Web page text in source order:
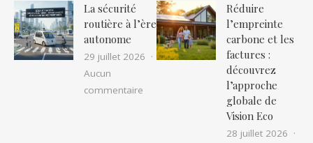
La sécurité
routière à l’ère
autonome
29 juillet 2026
Aucun
commentaire sur La sécurité routière à l’ère
Réduire
l’empreinte
carbone et les
factures :
découvrez
l’approche
globale de
Vision Eco
28 juillet 2026